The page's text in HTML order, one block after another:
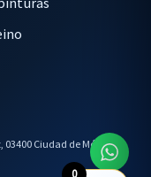
03400 Ciudad de México,
0